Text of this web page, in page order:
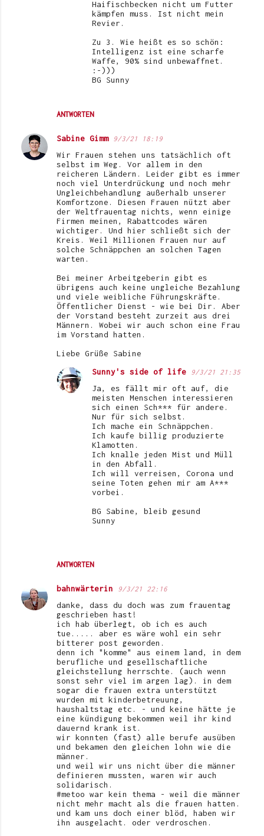
ANTWORTEN
Haifischbecken nicht um Futter
kämpfen muss. Ist nicht mein
Revier.
Zu 3. Wie heißt es so schön:
Intelligenz ist eine scharfe
Waffe, 90% sind unbewaffnet.
:-)))
BG Sunny
Sabine Gimm 9/3/21 18:19
Wir Frauen stehen uns tatsächlich oft
selbst im Weg. Vor allem in den
reicheren Ländern. Leider gibt es immer
noch viel Unterdrückung und noch mehr
Ungleichbehandlung außerhalb unserer
Komfortzone. Diesen Frauen nützt aber
der Weltfrauentag nichts, wenn einige
Firmen meinen, Rabattcodes wären
wichtiger. Und hier schließt sich der
Kreis. Weil Millionen Frauen nur auf
solche Schnäppchen an solchen Tagen
warten.
Bei meiner Arbeitgeberin gibt es
übrigens auch keine ungleiche Bezahlung
und viele weibliche Führungskräfte.
Öffentlicher Dienst - wie bei Dir. Aber
der Vorstand besteht zurzeit aus drei
Männern. Wobei wir auch schon eine Frau
im Vorstand hatten.
Liebe Grüße Sabine
ANTWORTEN
Sunny's side of life 9/3/21 21:35
Ja, es fällt mir oft auf, die
meisten Menschen interessieren
sich einen Sch*** für andere.
Nur für sich selbst.
Ich mache ein Schnäppchen.
Ich kaufe billig produzierte
Klamotten.
Ich knalle jeden Mist und Müll
in den Abfall.
Ich will verreisen, Corona und
seine Toten gehen mir am A***
vorbei.
BG Sabine, bleib gesund
Sunny
bahnwärterin 9/3/21 22:16
danke, dass du doch was zum frauentag
geschrieben hast!
ich hab überlegt, ob ich es auch
tue..... aber es wäre wohl ein sehr
bitterer post geworden.
denn ich "komme" aus einem land, in dem
berufliche und gesellschaftliche
gleichstellung herrschte. (auch wenn
sonst sehr viel im argen lag). in dem
sogar die frauen extra unterstützt
wurden mit kinderbetreuung,
haushaltstag etc. - und keine hätte je
eine kündigung bekommen weil ihr kind
dauernd krank ist.
wir konnten (fast) alle berufe ausüben
und bekamen den gleichen lohn wie die
männer.
und weil wir uns nicht über die männer
definieren mussten, waren wir auch
solidarisch.
#metoo war kein thema - weil die männer
nicht mehr macht als die frauen hatten.
und kam uns doch einer blöd, haben wir
ihn ausgelacht. oder verdroschen.